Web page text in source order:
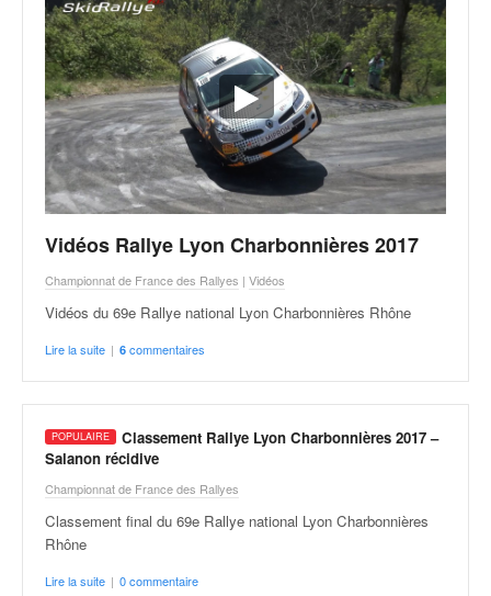
Vidéos Rallye Lyon Charbonnières 2017
Championnat de France des Rallyes | Vidéos
Vidéos du 69e Rallye national Lyon Charbonnières Rhône
Lire la suite | 6 commentaires
Classement Rallye Lyon Charbonnières 2017 –
Salanon récidive
Championnat de France des Rallyes
Classement final du 69e Rallye national Lyon Charbonnières
Rhône
Lire la suite | 0 commentaire